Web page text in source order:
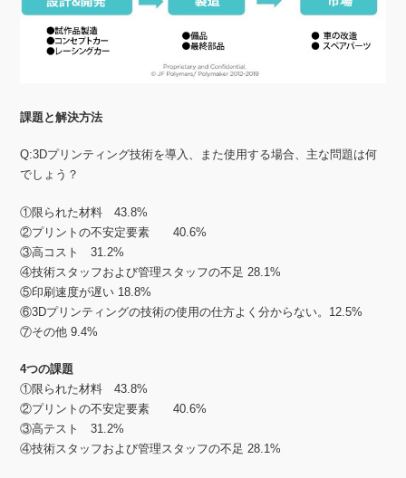
課題と解決方法
Q:3Dプリンティング技術を導入、また使用する場合、主な問題は何
でしょう？
①限られた材料 43.8%
②プリントの不安定要素 40.6%
③高コスト 31.2%
④技術スタッフおよび管理スタッフの不足 28.1%
⑤印刷速度が遅い 18.8%
⑥3Dプリンティングの技術の使用の仕方よく分からない。12.5%
⑦その他 9.4%
4つの課題
①限られた材料 43.8%
②プリントの不安定要素 40.6%
③高テスト 31.2%
④技術スタッフおよび管理スタッフの不足 28.1%